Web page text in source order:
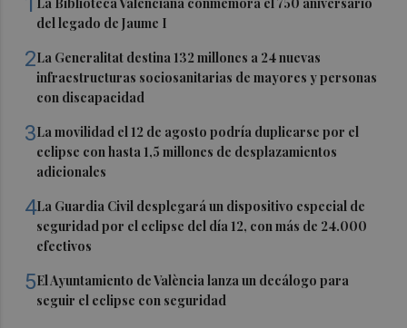
del legado de Jaume I
2La Generalitat destina 132 millones a 24 nuevas
infraestructuras sociosanitarias de mayores y personas
con discapacidad
3La movilidad el 12 de agosto podría duplicarse por el
eclipse con hasta 1,5 millones de desplazamientos
adicionales
4La Guardia Civil desplegará un dispositivo especial de
seguridad por el eclipse del día 12, con más de 24.000
efectivos
5El Ayuntamiento de València lanza un decálogo para
seguir el eclipse con seguridad